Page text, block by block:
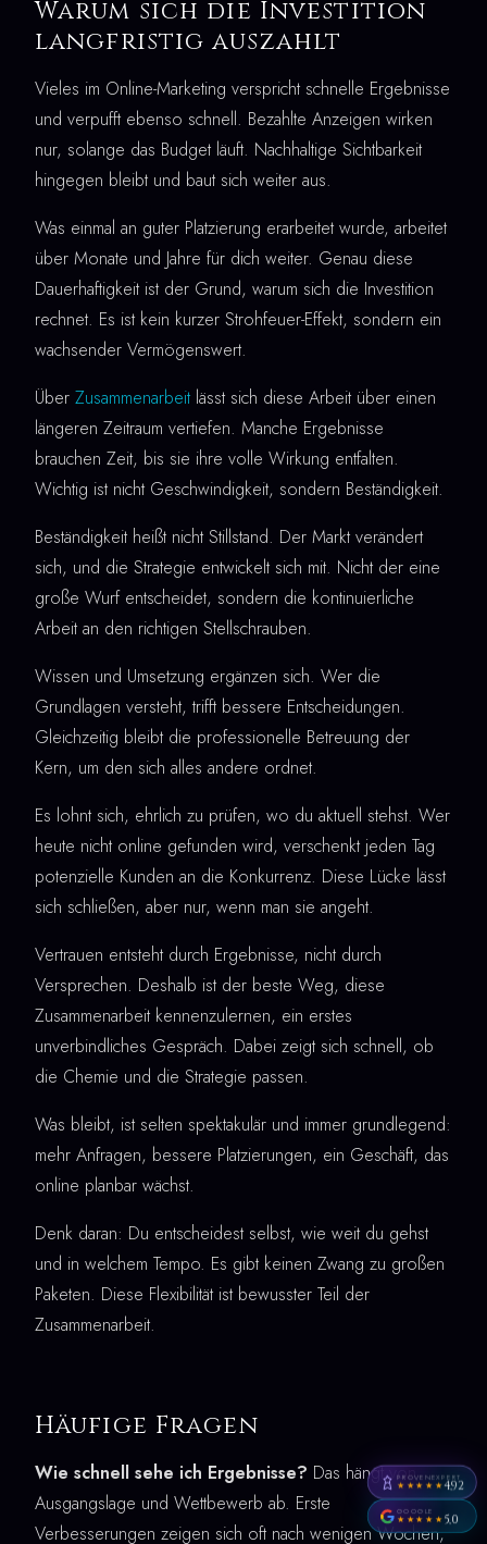
Warum sich die Investition
langfristig auszahlt
Vieles im Online-Marketing verspricht schnelle Ergebnisse
und verpufft ebenso schnell. Bezahlte Anzeigen wirken
nur, solange das Budget läuft. Nachhaltige Sichtbarkeit
hingegen bleibt und baut sich weiter aus.
Was einmal an guter Platzierung erarbeitet wurde, arbeitet
über Monate und Jahre für dich weiter. Genau diese
Dauerhaftigkeit ist der Grund, warum sich die Investition
rechnet. Es ist kein kurzer Strohfeuer-Effekt, sondern ein
wachsender Vermögenswert.
Über Zusammenarbeit lässt sich diese Arbeit über einen
längeren Zeitraum vertiefen. Manche Ergebnisse
brauchen Zeit, bis sie ihre volle Wirkung entfalten.
Wichtig ist nicht Geschwindigkeit, sondern Beständigkeit.
Beständigkeit heißt nicht Stillstand. Der Markt verändert
sich, und die Strategie entwickelt sich mit. Nicht der eine
große Wurf entscheidet, sondern die kontinuierliche
Arbeit an den richtigen Stellschrauben.
Wissen und Umsetzung ergänzen sich. Wer die
Grundlagen versteht, trifft bessere Entscheidungen.
Gleichzeitig bleibt die professionelle Betreuung der
Kern, um den sich alles andere ordnet.
Es lohnt sich, ehrlich zu prüfen, wo du aktuell stehst. Wer
heute nicht online gefunden wird, verschenkt jeden Tag
potenzielle Kunden an die Konkurrenz. Diese Lücke lässt
sich schließen, aber nur, wenn man sie angeht.
Vertrauen entsteht durch Ergebnisse, nicht durch
Versprechen. Deshalb ist der beste Weg, diese
Zusammenarbeit kennenzulernen, ein erstes
unverbindliches Gespräch. Dabei zeigt sich schnell, ob
die Chemie und die Strategie passen.
Was bleibt, ist selten spektakulär und immer grundlegend:
mehr Anfragen, bessere Platzierungen, ein Geschäft, das
online planbar wächst.
Denk daran: Du entscheidest selbst, wie weit du gehst
und in welchem Tempo. Es gibt keinen Zwang zu großen
Paketen. Diese Flexibilität ist bewusster Teil der
Zusammenarbeit.
Häufige Fragen
Wie schnell sehe ich Ergebnisse? Das hängt von
Ausgangslage und Wettbewerb ab. Erste
Verbesserungen zeigen sich oft nach wenigen Wochen,
PROVENEXPERT
★★★★★4,92
GOOGLE
★★★★★5,0